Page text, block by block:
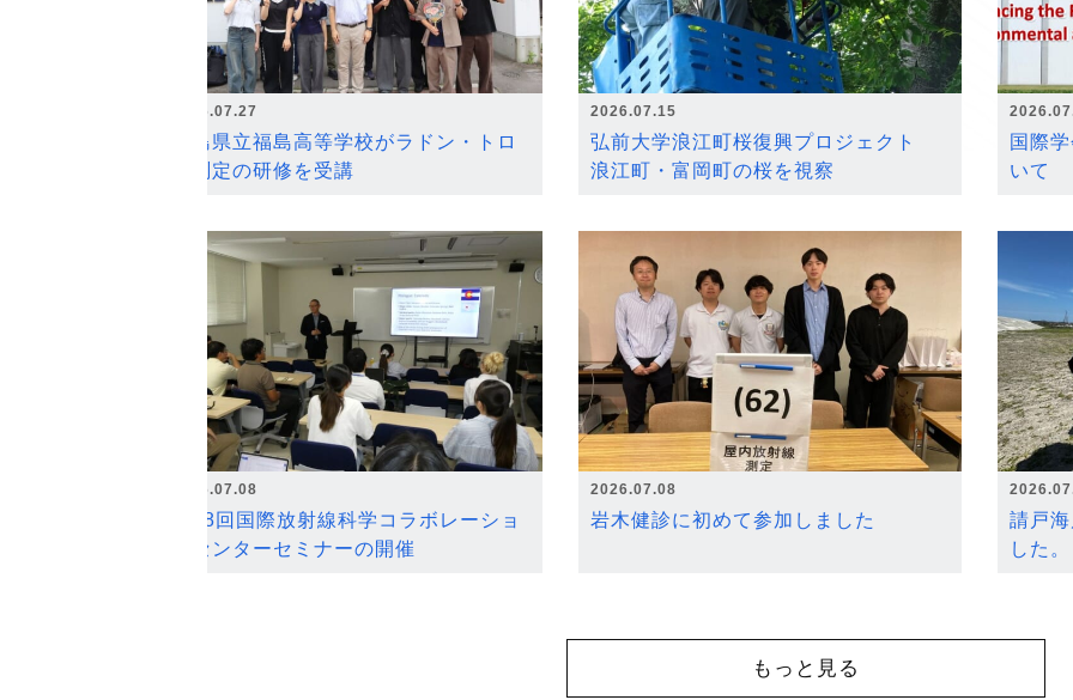
2026.07.27
福島県立福島高等学校がラドン・トロ
ン測定の研修を受講
2026.07.15
弘前大学浪江町桜復興プロジェクト
浪江町・富岡町の桜を視察
国際
いて
2026.07.08
第18回国際放射線科学コラボレーショ
ンセンターセミナーの開催
2026.07.08
岩木健診に初めて参加しました
請戸
した。
もっと見る